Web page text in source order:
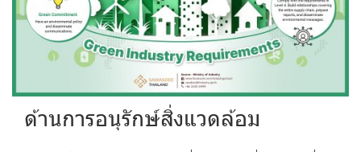
ด้านการอนุรักษ์สิ่งแวดล้อม